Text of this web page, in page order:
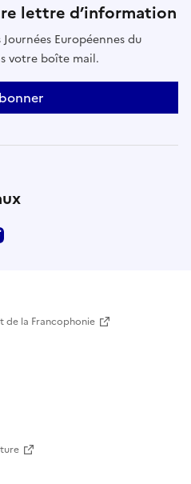
lettre d’information
Européennes du
votre boîte mail.
de la Francophonie